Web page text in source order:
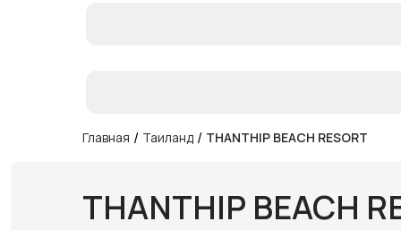
Главная / Таиланд / THANTHIP BEACH RESORT
THANTHIP BEACH